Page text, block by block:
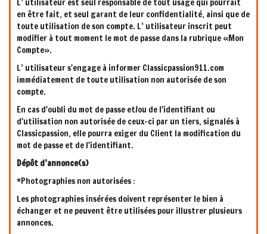
L’ utilisateur est seul responsable de tout usage qui pourrait
en être fait, et seul garant de leur confidentialité, ainsi que de
toute utilisation de son compte. L’ utilisateur inscrit peut
modifier à tout moment le mot de passe dans la rubrique «Mon
Compte».
L’ utilisateur s'engage à informer Classicpassion911.com
immédiatement de toute utilisation non autorisée de son
compte.
En cas d'oubli du mot de passe et/ou de l'identifiant ou
d'utilisation non autorisée de ceux-ci par un tiers, signalés à
Classicpassion, elle pourra exiger du Client la modification du
mot de passe et de l'identifiant.
Dépôt d’annonce(s)
*Photographies non autorisées :
Les photographies insérées doivent représenter le bien à
échanger et ne peuvent être utilisées pour illustrer plusieurs
annonces.